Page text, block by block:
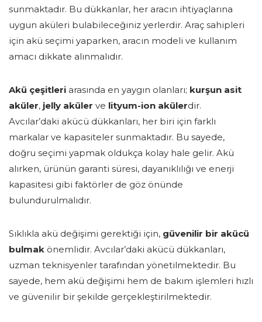
sunmaktadır. Bu dükkanlar, her aracın ihtiyaçlarına
uygun aküleri bulabileceğiniz yerlerdir. Araç sahipleri
için akü seçimi yaparken, aracın modeli ve kullanım
amacı dikkate alınmalıdır.
Akü çeşitleri arasında en yaygın olanları; kurşun asit
aküler, jelly aküler ve lityum-ion akülerdir.
Avcılar’daki akücü dükkanları, her biri için farklı
markalar ve kapasiteler sunmaktadır. Bu sayede,
doğru seçimi yapmak oldukça kolay hale gelir. Akü
alırken, ürünün garanti süresi, dayanıklılığı ve enerji
kapasitesi gibi faktörler de göz önünde
bulundurulmalıdır.
Sıklıkla akü değişimi gerektiği için, güvenilir bir akücü
bulmak önemlidir. Avcılar’daki akücü dükkanları,
uzman teknisyenler tarafından yönetilmektedir. Bu
sayede, hem akü değişimi hem de bakım işlemleri hızlı
ve güvenilir bir şekilde gerçekleştirilmektedir.